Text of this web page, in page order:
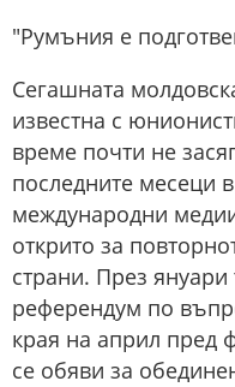
"Румъния е
Сегашната
известна с
време почти не
последните месеци
международни
открито за
страни. През
референдум по
края на април пред
се обяви за